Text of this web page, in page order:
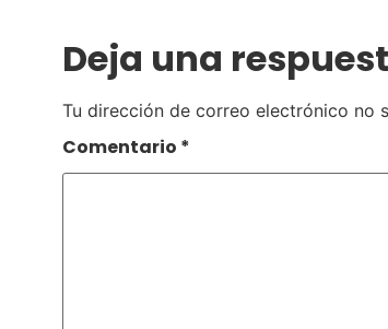
Deja una
Tu dirección de correo electrónico no
Comentario *